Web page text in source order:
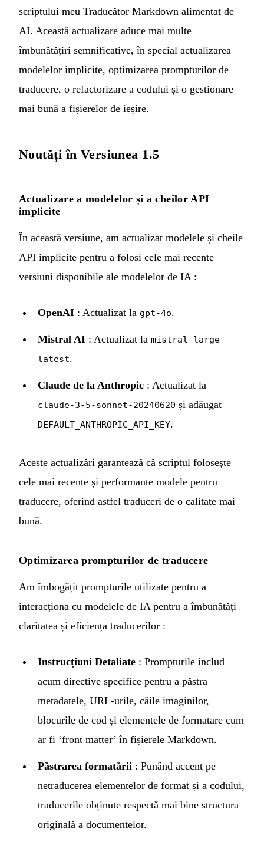
scriptului meu Traducător Markdown alimentat de
AI. Această actualizare aduce mai multe
îmbunătățiri semnificative, în special actualizarea
modelelor implicite, optimizarea prompturilor de
traducere, o refactorizare a codului și o gestionare
mai bună a fișierelor de ieșire.
Noutăți în Versiunea 1.5
Actualizare a modelelor și a cheilor API
implicite
În această versiune, am actualizat modelele și cheile
API implicite pentru a folosi cele mai recente
versiuni disponibile ale modelelor de IA :
OpenAI : Actualizat la gpt-4o.
Mistral AI : Actualizat la mistral-large-
latest.
Claude de la Anthropic : Actualizat la
claude-3-5-sonnet-20240620 și adăugat
DEFAULT_ANTHROPIC_API_KEY.
Aceste actualizări garantează că scriptul folosește
cele mai recente și performante modele pentru
traducere, oferind astfel traduceri de o calitate mai
bună.
Optimizarea prompturilor de traducere
Am îmbogățit prompturile utilizate pentru a
interacționa cu modelele de IA pentru a îmbunătăți
claritatea și eficiența traducerilor :
Instrucțiuni Detaliate : Prompturile includ
acum directive specifice pentru a păstra
metadatele, URL-urile, căile imaginilor,
blocurile de cod și elementele de formatare cum
ar fi ‘front matter’ în fișierele Markdown.
Păstrarea formatării : Punând accent pe
netraducerea elementelor de format și a codului,
traducerile obținute respectă mai bine structura
originală a documentelor.